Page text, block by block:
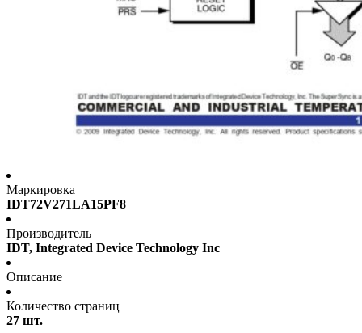
Маркировка
IDT72V271LA15PF8
Производитель
IDT, Integrated Device Technology Inc
Описание
Количество страниц
27 шт.